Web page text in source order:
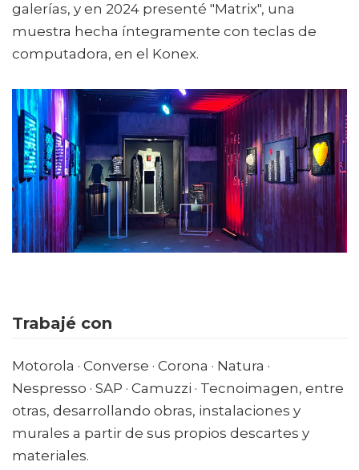
galerías, y en 2024 presenté "Matrix", una
muestra hecha íntegramente con teclas de
computadora, en el Konex.
Trabajé con
Motorola · Converse · Corona · Natura ·
Nespresso · SAP · Camuzzi · Tecnoimagen, entre
otras, desarrollando obras, instalaciones y
murales a partir de sus propios descartes y
materiales.